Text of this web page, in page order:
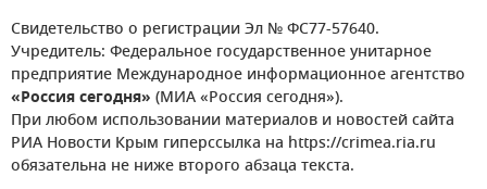
Свидетельство о регистрации Эл № ФС77-57640.
Учредитель: Федеральное государственное унитарное
предприятие Международное информационное агентство
«Россия сегодня» (МИА «Россия сегодня»).
При любом использовании материалов и новостей сайта
РИА Новости Крым гиперссылка на https://crimea.ria.ru
обязательна не ниже второго абзаца текста.